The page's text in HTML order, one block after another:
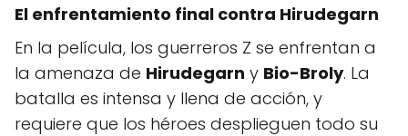
El enfrentamiento final contra Hirudegarn
En la película, los guerreros Z se enfrentan a
la amenaza de Hirudegarn y Bio-Broly. La
batalla es intensa y llena de acción, y
requiere que los héroes desplieguen todo su